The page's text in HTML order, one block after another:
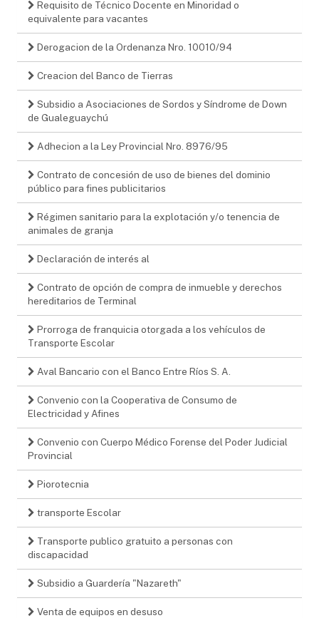
Requisito de Técnico Docente en Minoridad o
equivalente para vacantes
Derogacion de la Ordenanza Nro. 10010/94
Creacion del Banco de Tierras
Subsidio a Asociaciones de Sordos y Síndrome de Down
de Gualeguaychú
Adhecion a la Ley Provincial Nro. 8976/95
Contrato de concesión de uso de bienes del dominio
público para fines publicitarios
Régimen sanitario para la explotación y/o tenencia de
animales de granja
Declaración de interés al
Contrato de opción de compra de inmueble y derechos
hereditarios de Terminal
Prorroga de franquicia otorgada a los vehículos de
Transporte Escolar
Aval Bancario con el Banco Entre Ríos S. A.
Convenio con la Cooperativa de Consumo de
Electricidad y Afines
Convenio con Cuerpo Médico Forense del Poder Judicial
Provincial
Piorotecnia
transporte Escolar
Transporte publico gratuito a personas con
discapacidad
Subsidio a Guardería "Nazareth"
Venta de equipos en desuso